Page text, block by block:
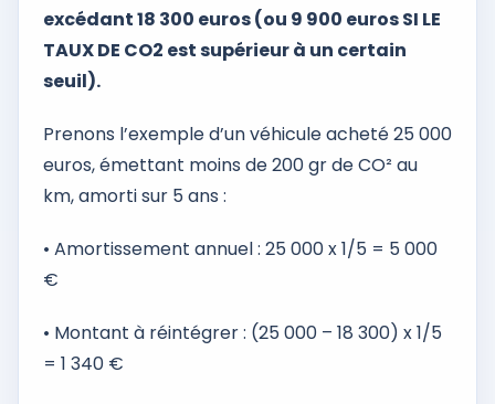
excédant 18 300 euros (ou 9 900 euros SI LE
TAUX DE CO2 est supérieur à un certain
seuil).
Prenons l’exemple d’un véhicule acheté 25 000
euros, émettant moins de 200 gr de CO² au
km, amorti sur 5 ans :
• Amortissement annuel : 25 000 x 1/5 = 5 000
€
• Montant à réintégrer : (25 000 – 18 300) x 1/5
= 1 340 €